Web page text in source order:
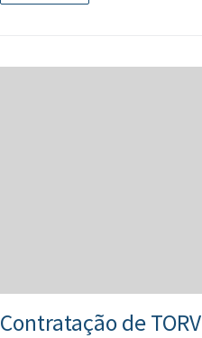
Contratação de TORV